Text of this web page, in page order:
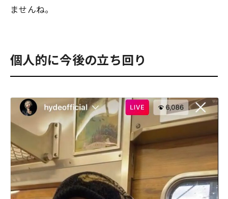
ませんね。
個人的に今後の立ち回り